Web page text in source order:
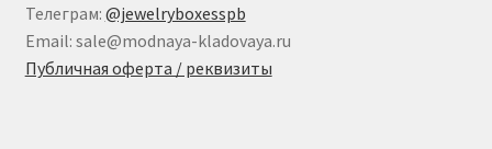
Телеграм: @jewelryboxesspb
Email: sale@modnaya-kladovaya.ru
Публичная оферта / реквизиты